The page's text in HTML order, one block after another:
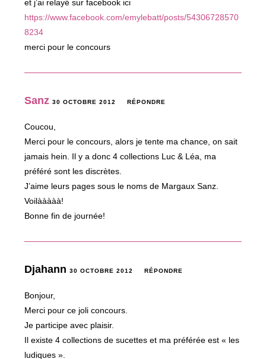
et j’ai relayé sur facebook ici
https://www.facebook.com/emylebatt/posts/54306728570
8234
merci pour le concours
Sanz 30 OCTOBRE 2012 RÉPONDRE
Coucou,
Merci pour le concours, alors je tente ma chance, on sait
jamais hein. Il y a donc 4 collections Luc & Léa, ma
préféré sont les discrètes.
J’aime leurs pages sous le noms de Margaux Sanz.
Voilààààà!
Bonne fin de journée!
Djahann30 OCTOBRE 2012 RÉPONDRE
Bonjour,
Merci pour ce joli concours.
Je participe avec plaisir.
Il existe 4 collections de sucettes et ma préférée est « les
ludiques ».